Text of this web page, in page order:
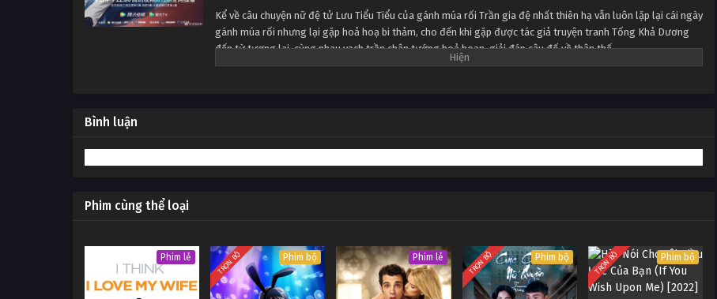
Kể về câu chuyện nữ đệ tử Lưu Tiểu Tiểu của gánh múa rối Trần gia đệ nhất thiên hạ vẫn luôn lặp lại cái ngày
gánh múa rối nhưng lại gặp hoả hoạ bi thảm, cho đến khi gặp được tác giả truyện tranh Tống Khả Dương
đến từ tương lai, cùng nhau vạch trần chân tướng hoả hoạn, giải đáp câu đố về thân thế.
Bình luận
Phim cùng thể loại
Phim lẻ TRỌN BỘ Phim bộ Phim lẻ TRỌN BỘ Phim bộ TRỌN BỘ Phim bộ